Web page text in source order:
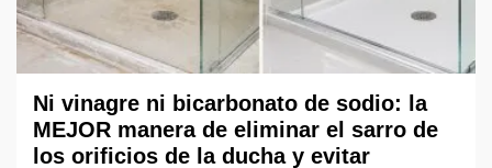
Ni vinagre ni bicarbonato de sodio: la
MEJOR manera de eliminar el sarro de
los orificios de la ducha y evitar